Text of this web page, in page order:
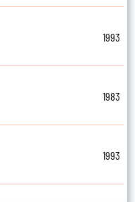
1993
1983
1993